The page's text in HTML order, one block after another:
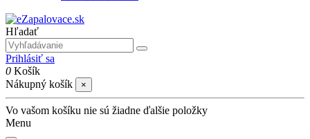
Hľadať
Prihlásiť sa
0 Košík
Nákupný košík
×
Vo vašom košíku nie sú žiadne ďalšie položky
Menu